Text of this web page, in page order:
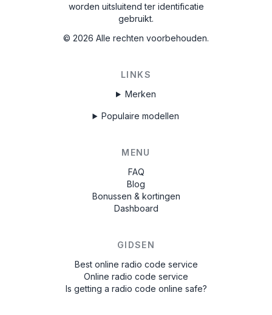
worden uitsluitend ter identificatie
gebruikt.
© 2026 Alle rechten voorbehouden.
LINKS
Merken
Populaire modellen
MENU
FAQ
Blog
Bonussen & kortingen
Dashboard
GIDSEN
Best online radio code service
Online radio code service
Is getting a radio code online safe?